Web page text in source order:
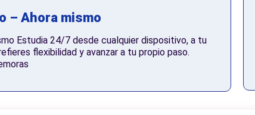
– Ahora mismo
Estudia 24/7 desde cualquier dispositivo, a tu
flexibilidad y avanzar a tu propio paso.